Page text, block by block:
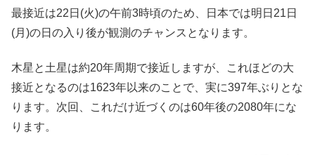
最接近は22日(火)の午前3時頃のため、日本では明日21日
(月)の日の入り後が観測のチャンスとなります。
木星と土星は約20年周期で接近しますが、これほどの大
接近となるのは1623年以来のことで、実に397年ぶりとな
ります。次回、これだけ近づくのは60年後の2080年にな
ります。